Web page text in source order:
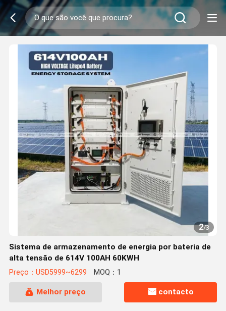
2/3
Sistema de armazenamento de energia por bateria de
alta tensão de 614V 100AH 60KWH
Preço：USD5999~6299 MOQ：1
Melhor preço contacto